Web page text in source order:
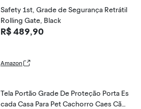
Safety 1st, Grade de Segurança Retrátil
Rolling Gate, Black
R$ 489,90
Amazon
Tela Portão Grade De Proteção Porta Es
cada Casa Para Pet Cachorro Caes Cãe